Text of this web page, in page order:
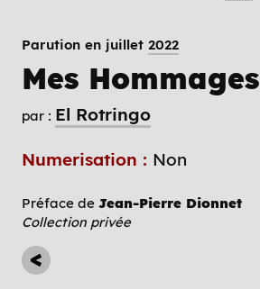
Parution en juillet 2022
Mes Hommages
par : El Rotringo
Numerisation : Non
Préface de Jean-Pierre Dionnet
Collection privée